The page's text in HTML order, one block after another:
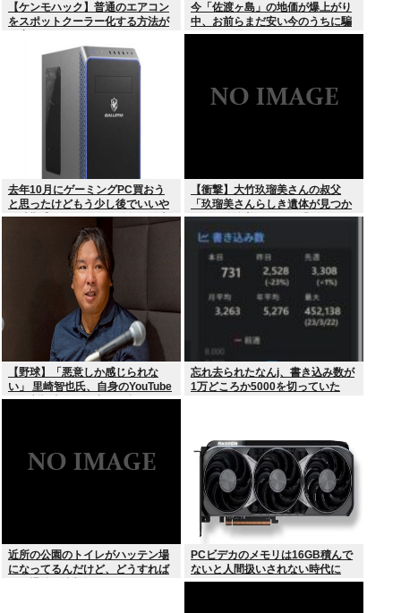
【ケンモハック】普通のエアコン
をスポットクーラー化する方法が
今「佐渡ヶ島」の地価が爆上がり
中、お前らまだ安い今のうちに騙
されたと思って買っとけ！
去年10月にゲーミングPC買おう
と思ったけどもう少し後でいいや
で時期逃したらうなぎ登りに値上
がりしていった
【衝撃】大竹玖瑠美さんの叔父
「玖瑠美さんらしき遺体が見つか
った」玖瑠美さんの母「ギャー
！！ 」
【野球】「悪意しか感じられな
い」 里崎智也氏、自身のYouTube
の無断記事化へ物申す… 語るメデ
忘れ去られたなんj、書き込み数が
1万どころか5000を切っていた
近所の公園のトイレがハッテン場
になってるんだけど、どうすれば
PCビデカのメモリは16GB積んで
ないと人間扱いされない時代に